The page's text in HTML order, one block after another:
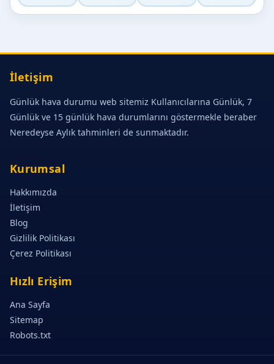
İletişim
Günlük hava durumu web sitemiz Kullanıcılarına Günlük, 7
Günlük ve 15 günlük hava durumlarını göstermekle beraber
Neredeyse Aylık tahminleri de sunmaktadır.
Kurumsal
Hakkımızda
İletişim
Blog
Gizlilik Politikası
Çerez Politikası
Hızlı Erişim
Ana Sayfa
Sitemap
Robots.txt